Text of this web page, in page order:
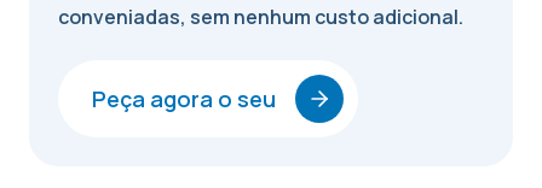
conveniadas, sem nenhum custo adicional.
Peça agora o seu